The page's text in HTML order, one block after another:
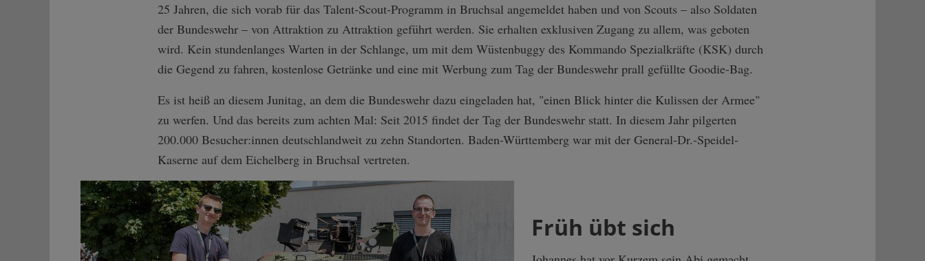
25 Jahren, die sich vorab für das Talent-Scout-Programm in Bruchsal angemeldet haben und von Scouts – also Soldaten
der Bundeswehr – von Attraktion zu Attraktion geführt werden. Sie erhalten exklusiven Zugang zu allem, was geboten
wird. Kein stundenlanges Warten in der Schlange, um mit dem Wüstenbuggy des Kommando Spezialkräfte (KSK) durch
die Gegend zu fahren, kostenlose Getränke und eine mit Werbung zum Tag der Bundeswehr prall gefüllte Goodie-Bag.
Es ist heiß an diesem Junitag, an dem die Bundeswehr dazu eingeladen hat, "einen Blick hinter die Kulissen der Armee"
zu werfen. Und das bereits zum achten Mal: Seit 2015 findet der Tag der Bundeswehr statt. In diesem Jahr pilgerten
200.000 Besucher:innen deutschlandweit zu zehn Standorten. Baden-Württemberg war mit der General-Dr.-Speidel-
Kaserne auf dem Eichelberg in Bruchsal vertreten.
Früh übt sich